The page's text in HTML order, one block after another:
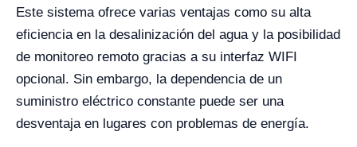
Este sistema ofrece varias ventajas como su alta
eficiencia en la desalinización del agua y la posibilidad
de monitoreo remoto gracias a su interfaz WIFI
opcional. Sin embargo, la dependencia de un
suministro eléctrico constante puede ser una
desventaja en lugares con problemas de energía.